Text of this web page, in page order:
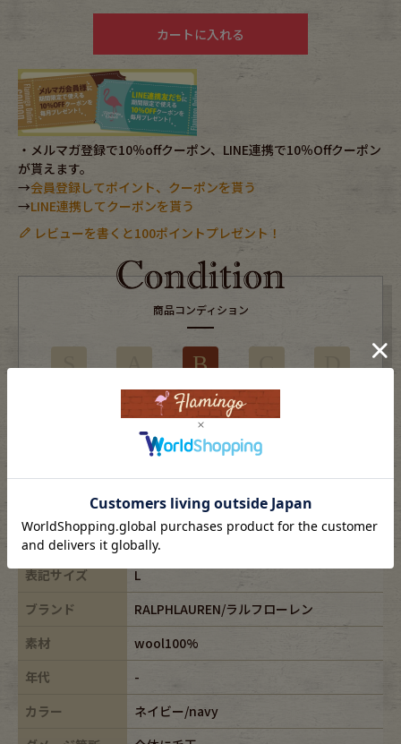
小物・アクセサリーから探す
Eye Wear
Bag Stall・Scarf
Accessory Shoes
Belt antique goods
Keyring vintage bicycle
カートに入れる
・メルマガ登録で10％offクーポン、LINE連携で10％Offクーポン
が貰えます。
→会員登録してポイント、クーポンを貰う
→LINE連携してクーポンを貰う
レビューを書くと100ポイントプレゼント！
商品コンディション
S A B C D
使用感はあるがダメージの少ない商品
※USEDですので使用感などございますが、まだまだご愛用していただけます。
古着という事をご理解の上ご注文よろしくお願いします。
※古着は洗濯、検品などのケアを行っております。
表記サイズ
L
ブランド
RALPHLAUREN/ラルフローレン
素材
wool100%
年代
-
カラー
ネイビー/navy